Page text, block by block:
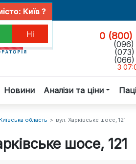
0 (800)
З
Новини Аналізи та ціни
область вул. Харківське шосе, 121
шосе, 121
Київ ?
Ні